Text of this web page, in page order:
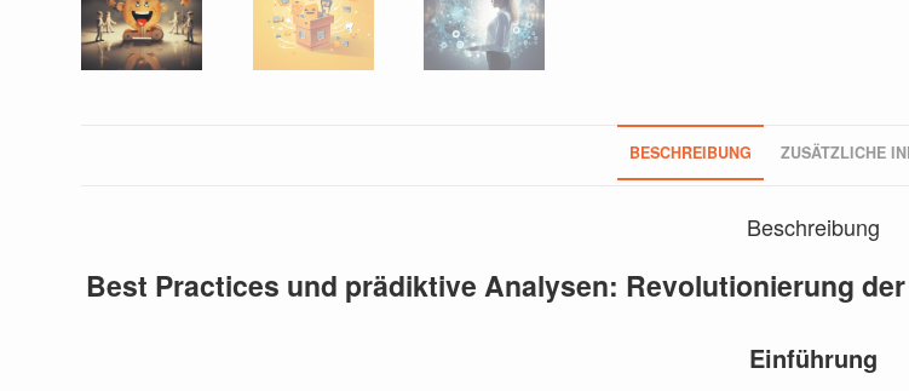
BESCHREIBUNG ZUSÄTZLICHE
Beschreibung
Best Practices und prädiktive Analysen: Revolutionierung
Einführung